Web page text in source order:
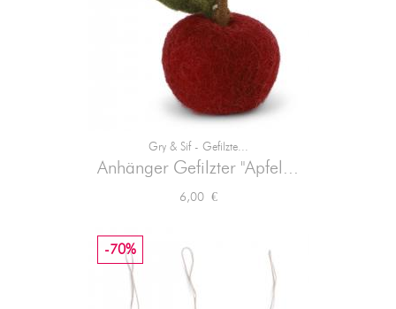
Gry & Sif - Gefilzte...
Anhänger Gefilzter "Apfel...
Preis
6,00 €
-70%